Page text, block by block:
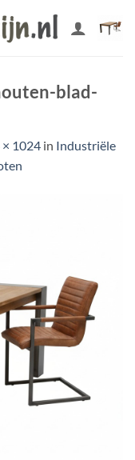
blad-
1024 in Industriële